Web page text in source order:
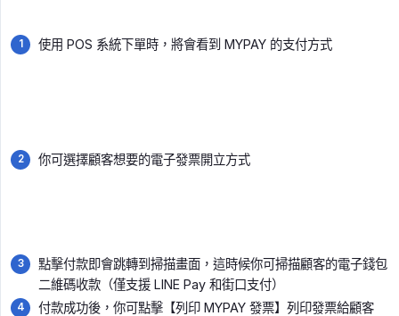
使用 POS 系統下單時，將會看到 MYPAY 的支付方式
你可選擇顧客想要的電子發票開立方式
點擊付款即會跳轉到掃描畫面，這時候你可掃描顧客的電子錢包
二維碼收款（僅支援 LINE Pay 和街口支付）
付款成功後，你可點擊【列印 MYPAY 發票】列印發票給顧客